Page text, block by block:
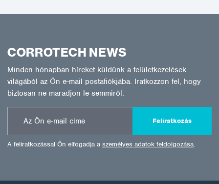
CORROTECH NEWS
Minden hónapban híreket küldünk a felületkezelések
világából az Ön e-mail postafiókjába. Iratkozzon fel, hogy
biztosan ne maradjon le semmiről.
Feliratkozás
A feliratkozással Ön elfogadja a személyes adatok feldolgozása.